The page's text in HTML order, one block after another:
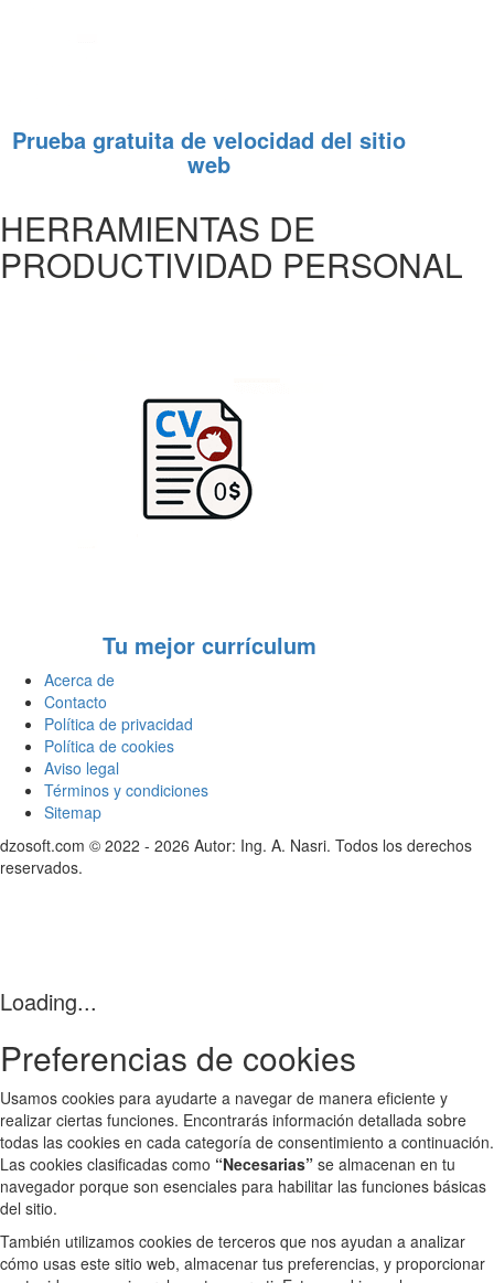
Prueba gratuita de velocidad del sitio
web
HERRAMIENTAS DE
PRODUCTIVIDAD PERSONAL
Tu mejor currículum
Acerca de
Contacto
Política de privacidad
Política de cookies
Aviso legal
Términos y condiciones
Sitemap
dzosoft.com © 2022 - 2026 Autor: Ing. A. Nasri. Todos los derechos
reservados.
Loading...
Preferencias de cookies
Usamos cookies para ayudarte a navegar de manera eficiente y
realizar ciertas funciones. Encontrarás información detallada sobre
todas las cookies en cada categoría de consentimiento a continuación.
Las cookies clasificadas como “Necesarias” se almacenan en tu
navegador porque son esenciales para habilitar las funciones básicas
del sitio.
También utilizamos cookies de terceros que nos ayudan a analizar
cómo usas este sitio web, almacenar tus preferencias, y proporcionar